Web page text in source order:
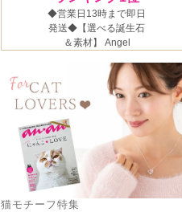
猫モチーフ特集